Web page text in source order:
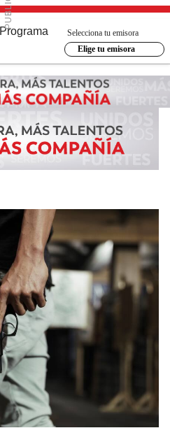
Programa
Selecciona tu emisora
Elige tu emisora